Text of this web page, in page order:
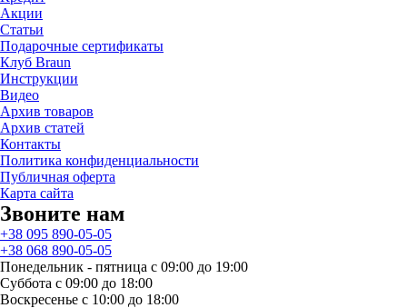
Акции
Статьи
Подарочные сертификаты
Клуб Braun
Инструкции
Видео
Архив товаров
Архив статей
Контакты
Политика конфиденциальности
Публичная оферта
Карта сайта
Звоните нам
+38 095 890-05-05
+38 068 890-05-05
Понедельник - пятница с 09:00 до 19:00
Суббота с 09:00 до 18:00
Воскресенье с 10:00 до 18:00